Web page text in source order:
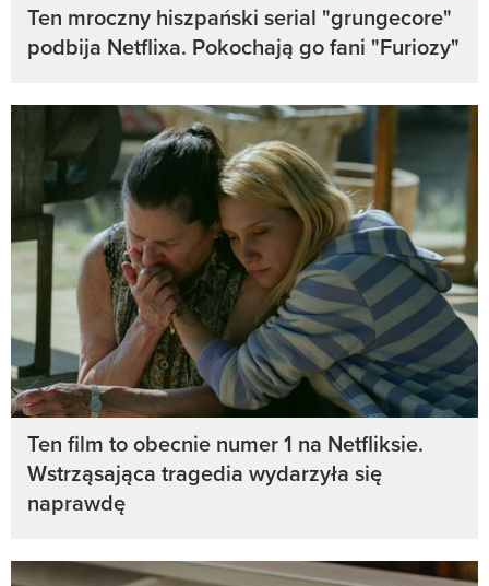
Ten mroczny hiszpański serial "grungecore"
podbija Netflixa. Pokochają go fani "Furiozy"
Ten film to obecnie numer 1 na Netfliksie.
Wstrząsająca tragedia wydarzyła się
naprawdę